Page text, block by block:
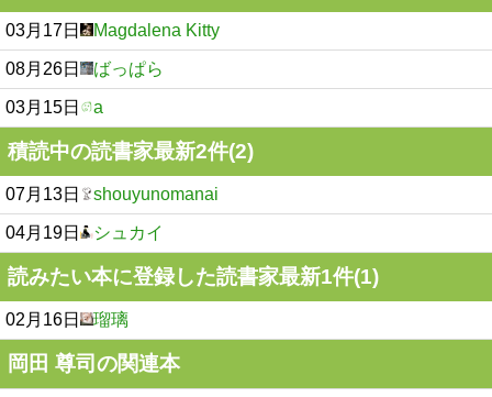
03月17日 Magdalena Kitty
08月26日 ばっぱら
03月15日 a
積読中の読書家最新2件(2)
07月13日 shouyunomanai
04月19日 シュカイ
読みたい本に登録した読書家最新1件(1)
02月16日 瑠璃
岡田 尊司の関連本